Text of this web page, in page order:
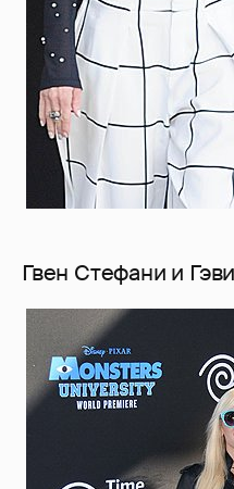
Гвен Стефани и